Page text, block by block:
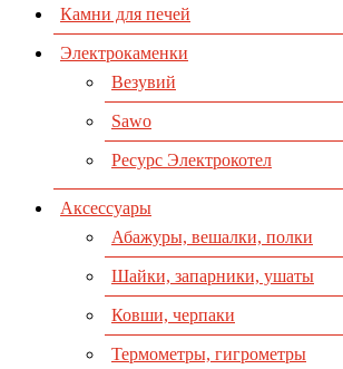
Камни для печей
Электрокаменки
Везувий
Sawo
Ресурс Электрокотел
Аксессуары
Абажуры, вешалки, полки
Шайки, запарники, ушаты
Ковши, черпаки
Термометры, гигрометры